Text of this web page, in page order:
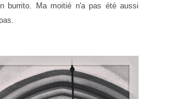
burrito. Ma moitié n'a pas été aussi